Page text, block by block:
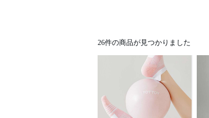
26件の商品が見つかりました